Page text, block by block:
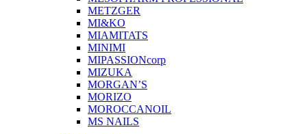
METZGER
MI&KO
MIAMITATS
MINIMI
MIPASSIONcorp
MIZUKA
MORGAN’S
MORIZO
MOROCCANOIL
MS NAILS